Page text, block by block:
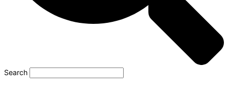
Search